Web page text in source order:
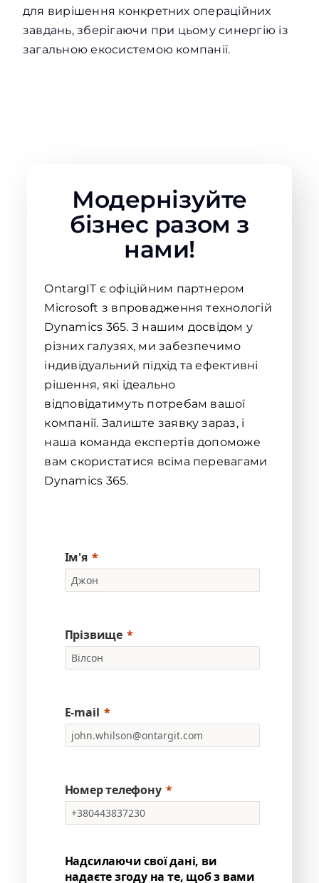
для вирішення конкретних операційних
завдань, зберігаючи при цьому синергію із
загальною екосистемою компанії.
Модернізуйте
бізнес разом з
нами!
OntargIT є офіційним партнером
Microsoft з впровадження технологій
Dynamics 365. З нашим досвідом у
різних галузях, ми забезпечимо
індивідуальний підхід та ефективні
рішення, які ідеально
відповідатимуть потребам вашої
компанії. Залиште заявку зараз, і
наша команда експертів допоможе
вам скористатися всіма перевагами
Dynamics 365.
Ім'я
Прізвище
E-mail
Номер телефону
Надсилаючи свої дані, ви
надаєте згоду на те, щоб з вами